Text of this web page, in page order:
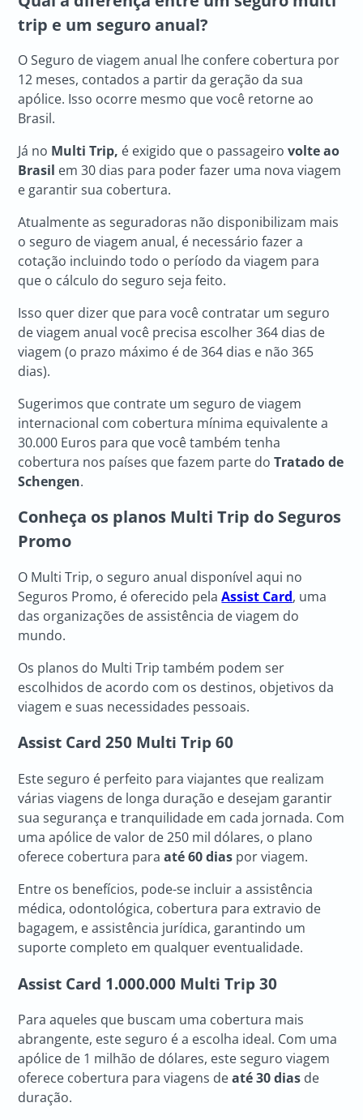
trip e um seguro anual?
O Seguro de viagem anual lhe confere cobertura por
12 meses, contados a partir da geração da sua
apólice. Isso ocorre mesmo que você retorne ao
Brasil.
Já no Multi Trip, é exigido que o passageirovolte ao
Brasil em 30 dias para poder fazer uma nova viagem
e garantir sua cobertura.
Atualmente as seguradoras não disponibilizam mais
o seguro de viagem anual, é necessário fazer a
cotação incluindo todo o período da viagem para
que o cálculo do seguro seja feito.
Isso quer dizer que para você contratar um seguro
de viagem anual você precisa escolher 364 dias de
viagem (o prazo máximo é de 364 dias e não 365
dias).
Sugerimos que contrate um seguro de viagem
internacional com cobertura mínima equivalente a
30.000 Euros para que você também tenha
cobertura nos países que fazem parte doTratado de
Schengen.
Conheça os planos Multi Trip do Seguros
Promo
O Multi Trip, o seguro anual disponível aqui no
Seguros Promo, é oferecido pelaAssist Card, uma
das organizações de assistência de viagem do
mundo.
Os planos do Multi Trip também podem ser
escolhidos de acordo com os destinos, objetivos da
viagem e suas necessidades pessoais.
Assist Card 250 Multi Trip 60
Este seguro é perfeito para viajantes que realizam
várias viagens de longa duração e desejam garantir
sua segurança e tranquilidade em cada jornada. Com
uma apólice de valor de 250 mil dólares, o plano
oferece cobertura paraaté 60 dias por viagem.
Entre os benefícios, pode-se incluir a assistência
médica, odontológica, cobertura para extravio de
bagagem, e assistência jurídica, garantindo um
suporte completo em qualquer eventualidade.
Assist Card 1.000.000 Multi Trip 30
Para aqueles que buscam uma cobertura mais
abrangente, este seguro é a escolha ideal. Com uma
apólice de 1 milhão de dólares, este seguro viagem
oferece cobertura para viagens deaté 30 dias de
duração.